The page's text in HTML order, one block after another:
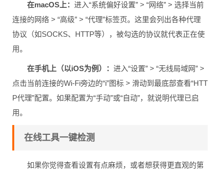
在macOS上： 进入“系统偏好设置” > “网络” > 选择当前
连接的网络 > “高级” > “代理”标签页。这里会列出各种代理
协议（如SOCKS、HTTP等），被勾选的协议就代表正在使
用。
在手机上（以iOS为例）： 进入“设置” > “无线局域网” >
点击当前连接的Wi-Fi旁边的“i”图标 > 滑动到最底部查看“HTT
P代理”配置。如果配置为“手动”或“自动”，就说明代理已启
用。
在线工具一键检测
如果你觉得查看设置有点麻烦，或者想获得更直观的第